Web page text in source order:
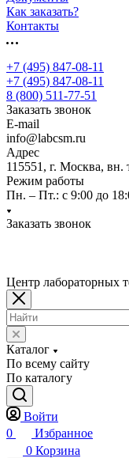
Как заказать?
Контакты
+7 (495) 847-08-11
+7 (495) 847-08-11
8 (800) 511-77-51
Заказать звонок
E-mail
info@labcsm.ru
Адрес
115551, г. Москва,
Режим работы
Пн. – Пт.: с 9:00 до
Заказать звонок
Центр лабораторных
Каталог
По всему сайту
По каталогу
Войти
0
Избранное
0 Корзина